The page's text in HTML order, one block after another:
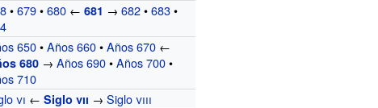
•679•680 ←681 →682•683•
650•Años 660•Años 670 ←
680 →Años 690•Años 700•
710
vi ←Siglo vii →Siglo viii